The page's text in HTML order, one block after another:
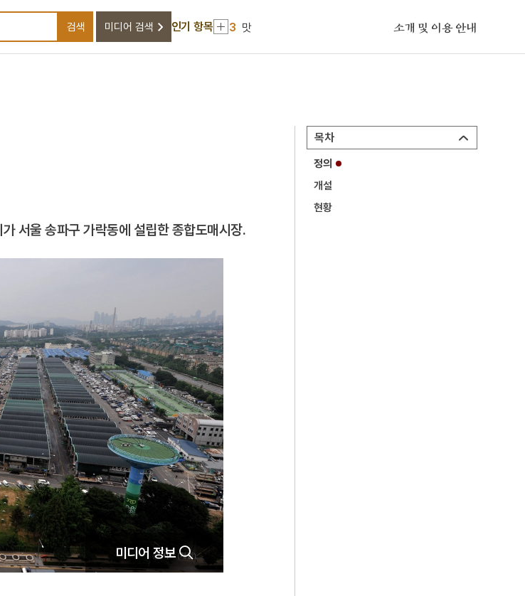
검색어를 입력하세요
검색 미디어 검색 인기 항목
4 여수·순천 10·19사건
5 김원근
박종철 고문치사 사건
2 금성대군
소개 및 이용 안내
목차
정의
개설
현황
서울 송파구 가락동에 설립한 종합도매시장.
미디어 정보